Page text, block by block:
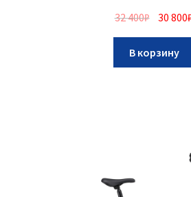
32 400₽ 30 800
В корзину